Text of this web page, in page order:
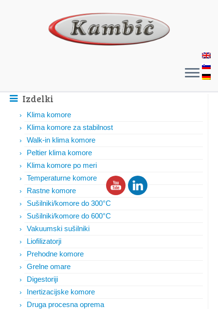
Izdelki
Klima komore
Klima komore za stabilnost
Walk-in klima komore
Peltier klima komore
Klima komore po meri
Temperaturne komore
Rastne komore
Sušilniki/komore do 300°C
Sušilniki/komore do 600°C
Vakuumski sušilniki
Liofilizatorji
Prehodne komore
Grelne omare
Digestoriji
Inertizacijske komore
Druga procesna oprema